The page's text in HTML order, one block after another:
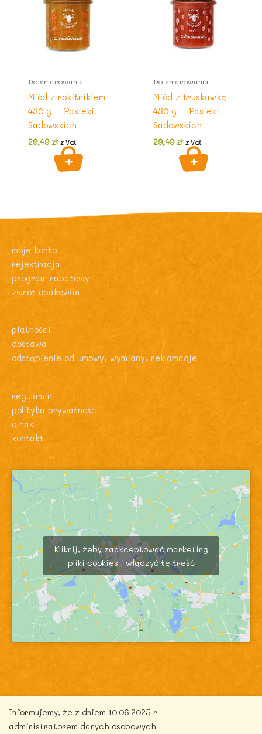
Do smarowania
Miód z rokitnikiem
430 g – Pasieki
Sadowskich
29,49zł z Vat
Do smarowania
Miód z truskawką
430 g – Pasieki
Sadowskich
29,49zł z Vat
moje konto
rejestracja
program rabatowy
zwrot opakowań
płatności
dostawa
odstąpienie od umowy, wymiany, reklamacje
regulamin
polityka prywatności
o nas
kontakt
Kliknij, żeby zaakceptować marketing
pliki cookies i włączyć tę treść
Copyright © 2026 zdrowytydzien.pl | Powered by
ITentego.pl
Informujemy, że z dniem 10.06.2025 r.
administratorem danych osobowych